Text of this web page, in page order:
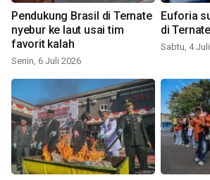
Pendukung Brasil di Ternate
nyebur ke laut usai tim
favorit kalah
Senin, 6 Juli 2026
Euforia
di Ternate
Sabtu, 4